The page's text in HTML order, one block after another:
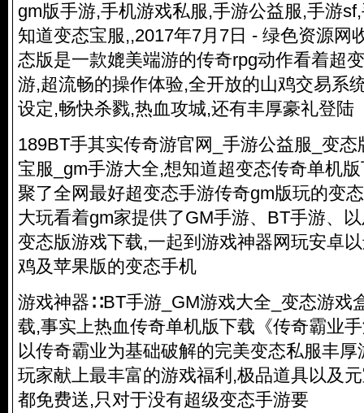
gm版手游,手机游戏私服,手游公益服,手游
知道变态宝服,,2017年7月7日 - 绿色资源网
态版是一款媲美端游的传奇rpg动作看着超
游,超流畅的操作体验,全开放的山鸡交易系
设定,畅快杀戮,热血攻城,还有丰厚豪礼登陆
189BT手其实传奇游官网_手游公益服_变
宝服_gm手游大全,想知道超变态传奇单机
聚了全网最好超变态手游传奇gm版玩的变
大玩看着gm家提供了GM手游、BT手游、
变态版游戏下载,一起到游戏神器网玩安卓
鸡及苹果版的变态手机
游戏神器∷BT手游_GM游戏大全_变态游戏
载,事实上热血传奇单机版下载《传奇霸业
以传奇霸业为基础破解的完美变态私服丰
玩家献上最丰富的游戏福利,极品道具以及
都免费送,只对于没有超级变态手游要